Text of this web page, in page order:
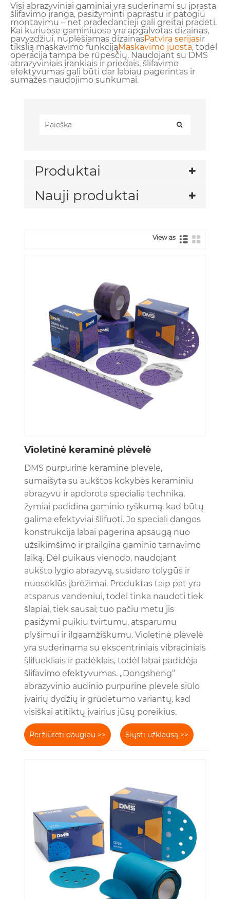
Visi abrazyviniai gaminiai yra suderinami su įprasta
šlifavimo įranga, pasižyminti paprastu ir patogiu
montavimu – net pradedantieji gali greitai pradėti.
Kai kuriuose gaminiuose yra apgalvotas dizainas,
pavyzdžiui, nuplėšiamas dizainasPatvira serijasir
tikslią maskavimo funkcijąMaskavimo juosta, todėl
operacija tampa be rūpesčių. Naudojant su DMS
abrazyviniais įrankiais ir priedais, šlifavimo
efektyvumas gali būti dar labiau pagerintas ir
sumažės naudojimo sunkumai.
Produktai
Nauji produktai
View as
Violetinė keraminė plėvelė
DMS purpurinė keraminė plėvelė,
sumaišyta su aukštos kokybės keraminiu
abrazyvu ir apdorota specialia technika,
žymiai padidina gaminio ryškumą, kad būtų
galima efektyviai šlifuoti. Jo speciali dangos
konstrukcija labai pagerina apsaugą nuo
užsikimšimo ir prailgina gaminio tarnavimo
laiką. Dėl puikaus vienodo, naudojant
aukšto lygio abrazyvą, susidaro tolygūs ir
nuoseklūs įbrėžimai. Produktas taip pat yra
atsparus vandeniui, todėl tinka naudoti tiek
šlapiai, tiek sausai; tuo pačiu metu jis
pasižymi puikiu tvirtumu, atsparumu
plyšimui ir ilgaamžiškumu. Violetinė plėvelė
yra suderinama su ekscentriniais vibraciniais
šlifuokliais ir padėklais, todėl labai padidėja
šlifavimo efektyvumas. „Dongsheng“
abrazyvinio audinio purpurinė plėvelė siūlo
įvairių dydžių ir grūdėtumo variantų, kad
visiškai atitiktų įvairius jūsų poreikius.
Peržiūrėti daugiau >> Siųsti užklausą >>